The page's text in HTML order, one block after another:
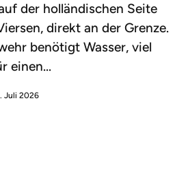
der holländischen Seite
direkt an der Grenze.
benötigt Wasser, viel
einen...
Juli 2026